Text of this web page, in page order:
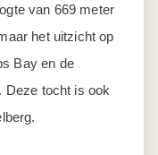
van 669 meter
het uitzicht op
Bay en de
Deze tocht is ook